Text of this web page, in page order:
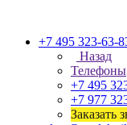
+7 495 323-63-
Назад
Телефоны
+7 495
+7 977
Заказать